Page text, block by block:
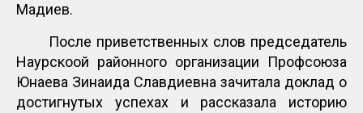
Мадиев.
После приветственных слов председатель
Наурскоой районного организации Профсоюза
Юнаева Зинаида Славдиевна зачитала доклад о
достигнутых успехах и рассказала историю